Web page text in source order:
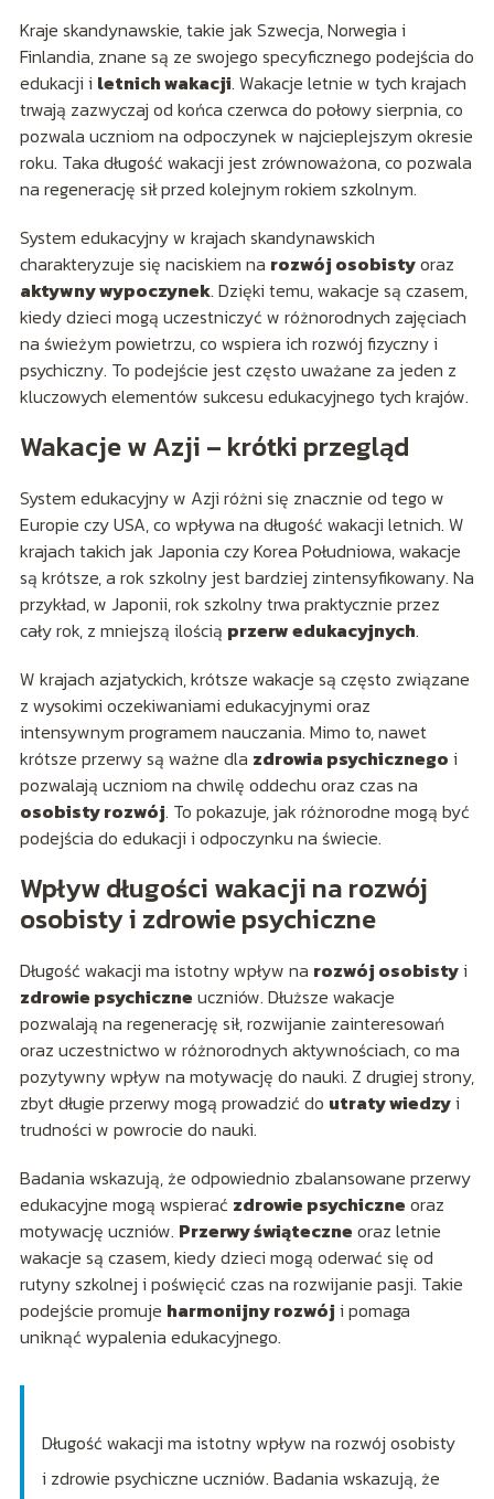
Kraje skandynawskie, takie jak Szwecja, Norwegia i
Finlandia, znane są ze swojego specyficznego podejścia do
edukacji i letnich wakacji. Wakacje letnie w tych krajach
trwają zazwyczaj od końca czerwca do połowy sierpnia, co
pozwala uczniom na odpoczynek w najcieplejszym okresie
roku. Taka długość wakacji jest zrównoważona, co pozwala
na regenerację sił przed kolejnym rokiem szkolnym.
System edukacyjny w krajach skandynawskich
charakteryzuje się naciskiem na rozwój osobistyoraz
aktywny wypoczynek. Dzięki temu, wakacje są czasem,
kiedy dzieci mogą uczestniczyć w różnorodnych zajęciach
na świeżym powietrzu, co wspiera ich rozwój fizyczny i
psychiczny. To podejście jest często uważane za jeden z
kluczowych elementów sukcesu edukacyjnego tych krajów.
Wakacje w Azji – krótki przegląd
System edukacyjny w Azji różni się znacznie od tego w
Europie czy USA, co wpływa na długość wakacji letnich. W
krajach takich jak Japonia czy Korea Południowa, wakacje
są krótsze, a rok szkolny jest bardziej zintensyfikowany. Na
przykład, w Japonii, rok szkolny trwa praktycznie przez
cały rok, z mniejszą ilością przerw edukacyjnych.
W krajach azjatyckich, krótsze wakacje są często związane
z wysokimi oczekiwaniami edukacyjnymi oraz
intensywnym programem nauczania. Mimo to, nawet
krótsze przerwy są ważne dla zdrowia psychicznego i
pozwalają uczniom na chwilę oddechu oraz czas na
osobisty rozwój. To pokazuje, jak różnorodne mogą być
podejścia do edukacji i odpoczynku na świecie.
Wpływ długości wakacji na rozwój
osobisty i zdrowie psychiczne
Długość wakacji ma istotny wpływ na rozwój osobistyi
zdrowie psychiczne uczniów. Dłuższe wakacje
pozwalają na regenerację sił, rozwijanie zainteresowań
oraz uczestnictwo w różnorodnych aktywnościach, co ma
pozytywny wpływ na motywację do nauki. Z drugiej strony,
zbyt długie przerwy mogą prowadzić do utraty wiedzyi
trudności w powrocie do nauki.
Badania wskazują, że odpowiednio zbalansowane przerwy
edukacyjne mogą wspierać zdrowie psychiczne oraz
motywację uczniów. Przerwy świąteczne oraz letnie
wakacje są czasem, kiedy dzieci mogą oderwać się od
rutyny szkolnej i poświęcić czas na rozwijanie pasji. Takie
podejście promuje harmonijny rozwój i pomaga
uniknąć wypalenia edukacyjnego.
Długość wakacji ma istotny wpływ na rozwój osobisty
i zdrowie psychiczne uczniów. Badania wskazują, że